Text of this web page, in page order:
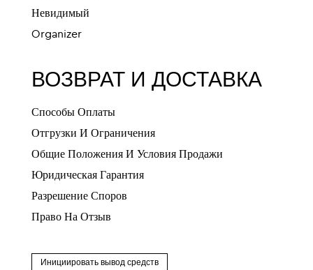
Невидимый
Organizer
ВОЗВРАТ И ДОСТАВКА
Способы Оплаты
Отгрузки И Ограничения
Общие Положения И Условия Продажи
Юридическая Гарантия
Разрешение Споров
Право На Отзыв
Инициировать вывод средств